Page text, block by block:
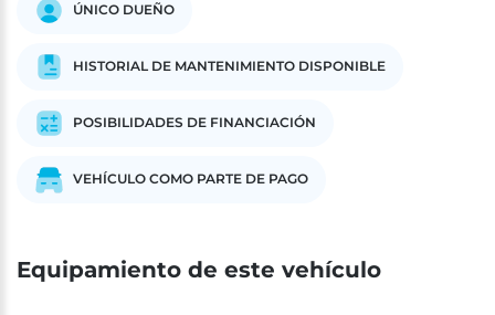
ÚNICO DUEÑO
HISTORIAL DE MANTENIMIENTO DISPONIBLE
POSIBILIDADES DE FINANCIACIÓN
VEHÍCULO COMO PARTE DE PAGO
Equipamiento de este vehículo